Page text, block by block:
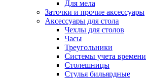
Для мела
Заточки и прочие аксессуары
Аксессуары для стола
Чехлы для столов
Часы
Треугольники
Системы учета времени
Столешницы
Стулья бильярдные